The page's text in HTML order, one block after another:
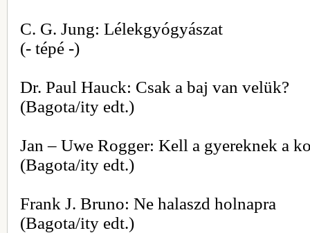
C. G. Jung: Lélekgyógyászat
(- tépé -)
Dr. Paul Hauck: Csak a baj van velük?
(Bagota/ity edt.)
Jan – Uwe Rogger: Kell a gyereknek a
(Bagota/ity edt.)
Frank J. Bruno: Ne halaszd holnapra
(Bagota/ity edt.)